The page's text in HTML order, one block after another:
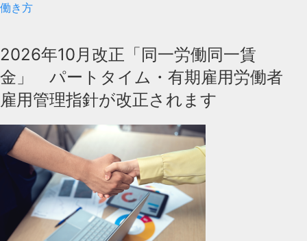
働き方
2026年10月改正「同一労働同一賃
金」 パートタイム・有期雇用労働者
雇用管理指針が改正されます